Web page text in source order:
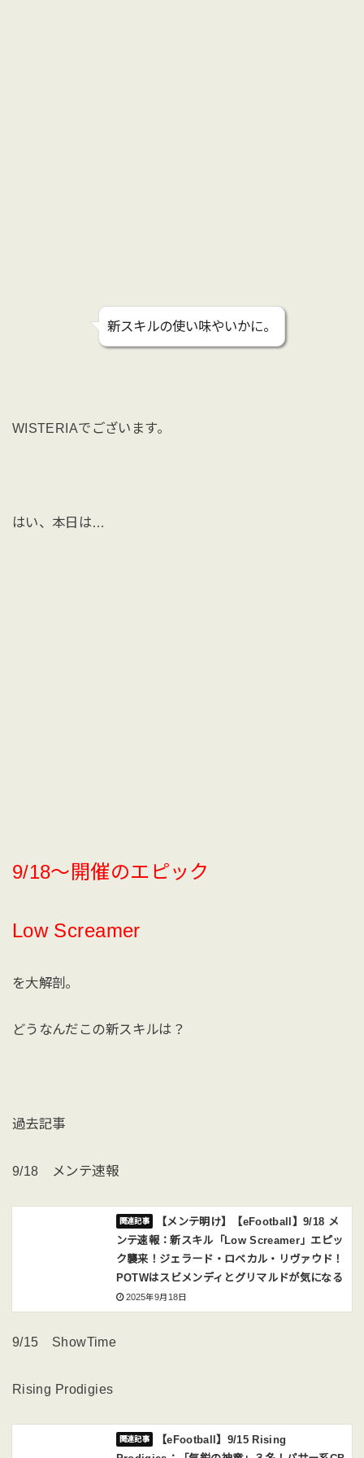
新スキルの使い味やいかに。
WISTERIAでございます。
はい、本日は…
9/18〜開催のエピック
Low Screamer
を大解剖。
どうなんだこの新スキルは？
過去記事
9/18 メンテ速報
【メンテ明け】【eFootball】9/18 メ
ンテ速報：新スキル「Low Screamer」エピッ
ク襲来！ジェラード・ロベカル・リヴァウド！
POTWはスビメンディとグリマルドが気になる
2025年9月18日
9/15 ShowTime
Rising Prodigies
【eFootball】9/15 Rising